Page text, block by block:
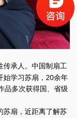
传承人。中国制扇工
始学习苏扇，20余年
品多次获得国、省级
苏扇，近距离了解苏